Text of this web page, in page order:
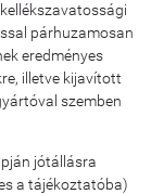
párhuzamosan
eredményes
illetve kijavított
szemben
jótállásra
a tájékoztatóba)